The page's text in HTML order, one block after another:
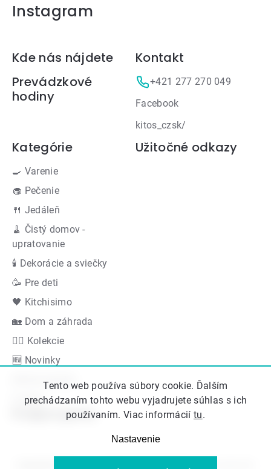
Tento web používa súbory cookie. Ďalším
prechádzaním tohto webu vyjadrujete súhlas s ich
používaním. Viac informácií tu.
Nastavenie
Instagram
Zápätie
Kde nás nájdete
Prevádzkové
hodiny
Kontakt
+421 277 270 049
Facebook
kitos_czsk/
Kategórie
🍳 Varenie
🧁 Pečenie
🍴 Jedáleň
🧹 Čistý domov -
upratovanie
🕯 Dekorácie a sviečky
🥳 Pre deti
🖤 Kitchisimo
🏡 Dom a záhrada
👍🏻 Kolekcie
🆕 Novinky
Akčná ponuka
Značky
Užitočné odkazy
Podporujeme